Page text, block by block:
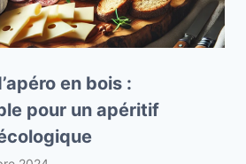
en bois :
pour un apéritif